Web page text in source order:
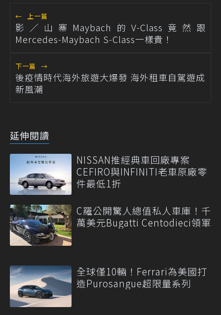
← 上一篇
影／山寨Maybach的V-Class竟然跟
Mercedes-Maybach S-Class一樣貴！
下一篇 →
後疫情時代海外旅遊大爆發 海外租車自駕遊成
新風潮
延伸閱讀
NISSAN推經典車回廠專案
CEFIRO與INFINITI老車原廠零
件最低1折
C羅公開驚人總值私人車庫！千
萬美元Bugatti Centodieci領軍
全球僅10輛！Ferrari為美國打
造Purosangue超限量系列